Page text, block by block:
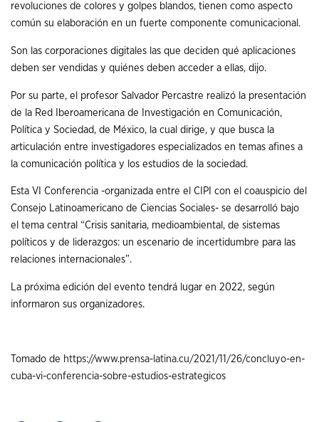
revoluciones de colores y golpes blandos, tienen como aspecto
común su elaboración en un fuerte componente comunicacional.
Son las corporaciones digitales las que deciden qué aplicaciones
deben ser vendidas y quiénes deben acceder a ellas, dijo.
Por su parte, el profesor Salvador Percastre realizó la presentación
de la Red Iberoamericana de Investigación en Comunicación,
Política y Sociedad, de México, la cual dirige, y que busca la
articulación entre investigadores especializados en temas afines a
la comunicación política y los estudios de la sociedad.
Esta VI Conferencia -organizada entre el CIPI con el coauspicio del
Consejo Latinoamericano de Ciencias Sociales- se desarrolló bajo
el tema central “Crisis sanitaria, medioambiental, de sistemas
políticos y de liderazgos: un escenario de incertidumbre para las
relaciones internacionales”.
La próxima edición del evento tendrá lugar en 2022, según
informaron sus organizadores.
Tomado de https://www.prensa-latina.cu/2021/11/26/concluyo-en-
cuba-vi-conferencia-sobre-estudios-estrategicos